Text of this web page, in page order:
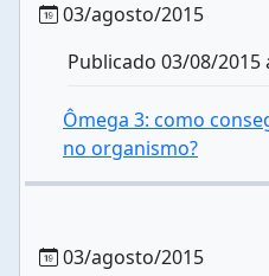
03/agosto/2015
Publicado 03/08/2015
Ômega 3: como
no organismo?
03/agosto/2015